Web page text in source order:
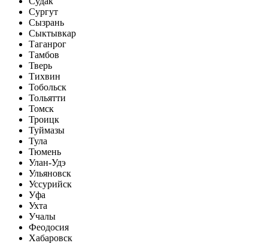
Сургут
Сызрань
Сыктывкар
Таганрог
Тамбов
Тверь
Тихвин
Тобольск
Тольятти
Томск
Троицк
Туймазы
Тула
Тюмень
Улан-Удэ
Ульяновск
Уссурийск
Уфа
Ухта
Учалы
Феодосия
Хабаровск